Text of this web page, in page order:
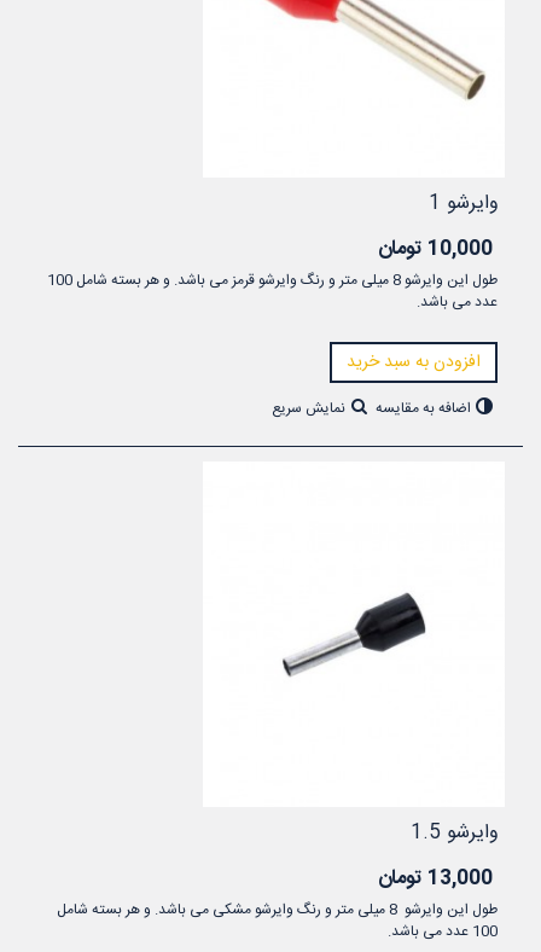
وایرشو 1
10,000 تومان
طول این وایرشو 8 میلی متر و رنگ وایرشو قرمز می باشد. و هر بسته شامل 100
عدد می باشد.
افزودن به سبد خرید
اضافه به مقایسه نمایش سریع
وایرشو 1.5
13,000 تومان
طول این وایرشو 8 میلی متر و رنگ وایرشو مشکی می باشد. و هر بسته شامل
100 عدد می باشد.